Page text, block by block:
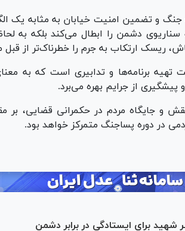
جنگ و تضمین امنیت خیابان به مثابه یک
سناریوی دشمن را ابطال می‌کند بلکه به
ریسک ارتکاب به جرم را خطرناک‌تر از قبل
تهیه برنامه‌ها و تدابیری است که به
از جرایم بهره می‌برد.
و جایگاه مردم در حکمرانی قضایی، بر
در دوره پساجنگ متمرکز خواهد بود.
شهید برای ایستادگی در برابر دشمن